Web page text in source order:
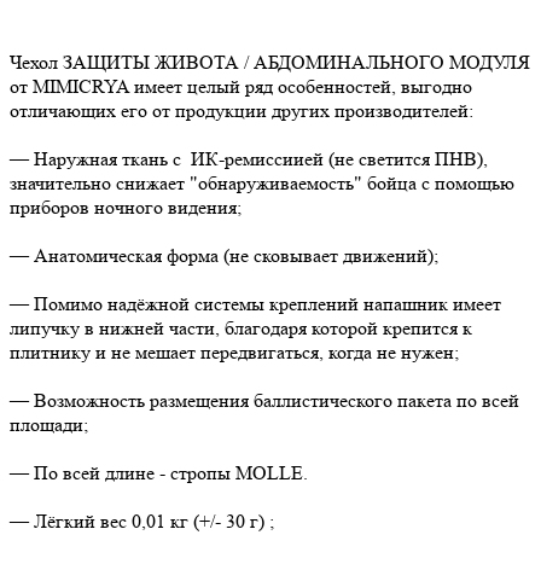
Чехол ЗАЩИТЫ ЖИВОТА / АБДОМИНАЛЬНОГО МОДУЛЯ
от MIMICRYA имеет целый ряд особенностей, выгодно
отличающих его от продукции других производителей:
— Наружная ткань с ИК-ремиссиией (не светится ПНВ),
значительно снижает "обнаруживаемость" бойца с помощью
приборов ночного видения;
— Анатомическая форма (не сковывает движений);
— Помимо надёжной системы креплений напашник имеет
липучку в нижней части, благодаря которой крепится к
плитнику и не мешает передвигаться, когда не нужен;
— Возможность размещения баллистического пакета по всей
площади;
— По всей длине - стропы MOLLE.
— Лёгкий вес 0,01 кг (+/- 30 г) ;